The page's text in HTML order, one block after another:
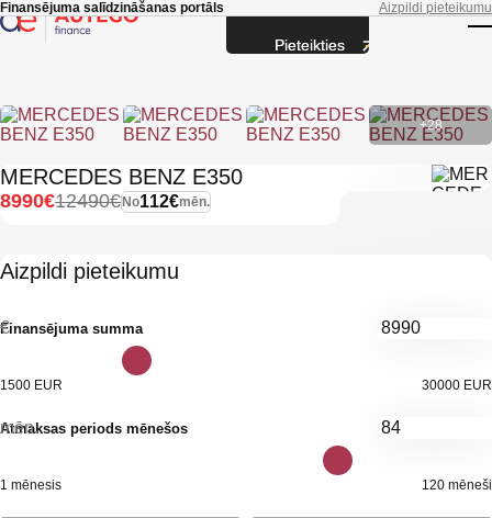
Skip to main content
Finansējuma salīdzināšanas portāls Aizpildi pieteikumu
+28
MERCEDES BENZ E350
No112€mēn.
12490€
8990€
Aizpildi pieteikumu
Finansējuma summa
€
1500 EUR 30000 EUR
Atmaksas periods mēnešos
mēn.
1 mēnesis 120 mēneši